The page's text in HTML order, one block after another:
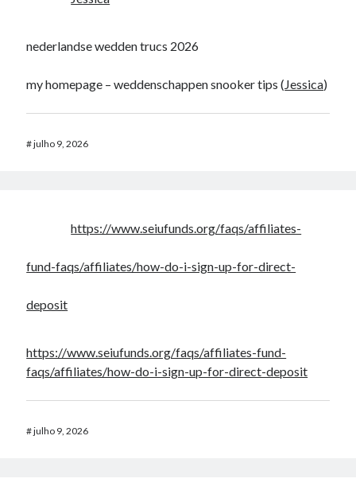
nederlandse wedden trucs 2026
my homepage – weddenschappen snooker tips (Jessica)
#julho 9, 2026
https://www.seiufunds.org/faqs/affiliates-
fund-faqs/affiliates/how-do-i-sign-up-for-direct-
deposit
https://www.seiufunds.org/faqs/affiliates-fund-
faqs/affiliates/how-do-i-sign-up-for-direct-deposit
#julho 9, 2026